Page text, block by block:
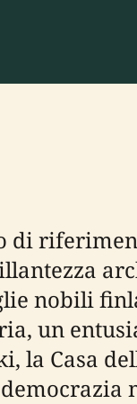
di
nobili
un
la Casa